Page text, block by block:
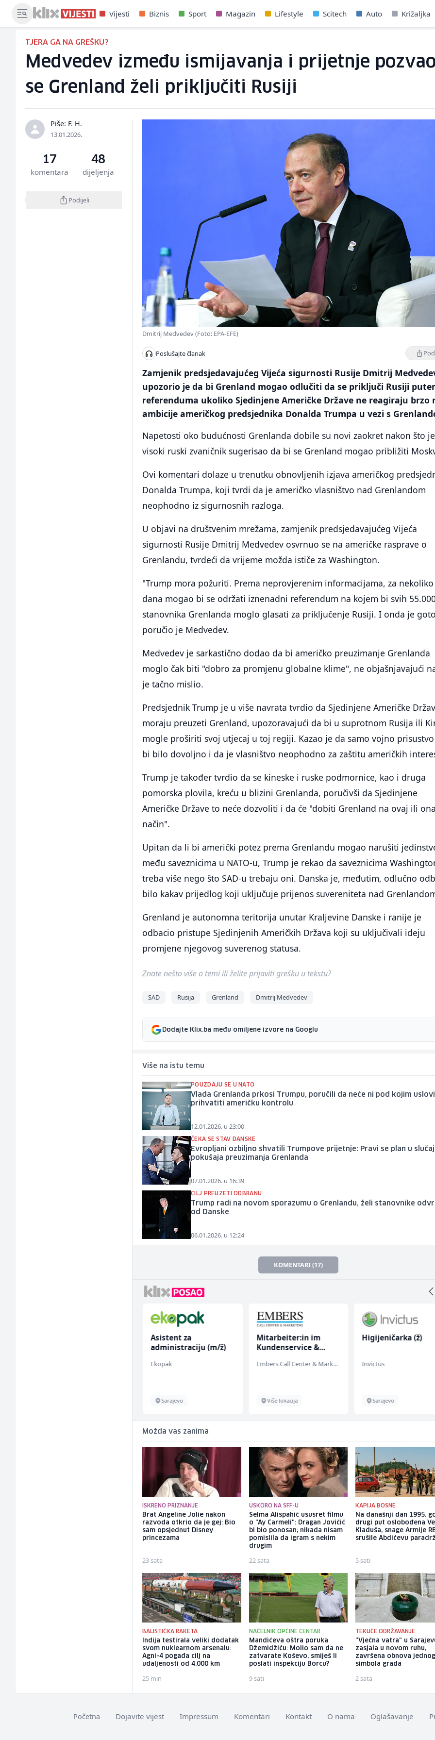
Vijesti Biznis Sport Magazin Lifestyle Scitech Auto Križaljka
TJERA GA NA GREŠKU?
Medvedev između ismijavanja i prijetnje
se Grenland želi priključiti Rusiji
Piše: F. H.
13.01.2026.
17
komentara
48
dijeljenja
Podijeli
Dmitrij Medvedev (Foto: EPA-EFE)
Poslušajte članak
Zamjenik predsjedavajućeg Vijeća sigurnosti Rusije Dmitrij
upozorio je da bi Grenland mogao odlučiti da se priključi Rusiji
referenduma ukoliko Sjedinjene Američke Države ne reagiraju brzo
ambicije američkog predsjednika Donalda Trumpa u vezi s
Napetosti oko budućnosti Grenlanda dobile su novi zaokret nakon što je
visoki ruski zvaničnik sugerisao da bi se Grenland mogao približiti
Ovi komentari dolaze u trenutku obnovljenih izjava američkog
Donalda Trumpa, koji tvrdi da je američko vlasništvo nad Grenlandom
neophodno iz sigurnosnih razloga.
U objavi na društvenim mrežama, zamjenik predsjedavajućeg Vijeća
sigurnosti Rusije Dmitrij Medvedev osvrnuo se na američke rasprave o
Grenlandu, tvrdeći da vrijeme možda ističe za Washington.
"Trump mora požuriti. Prema neprovjerenim informacijama, za nekoliko
dana mogao bi se održati iznenadni referendum na kojem bi svih
stanovnika Grenlanda moglo glasati za priključenje Rusiji. I onda je
poručio je Medvedev.
Medvedev je sarkastično dodao da bi američko preuzimanje Grenlanda
moglo čak biti "dobro za promjenu globalne klime", ne objašnjavajući
je tačno mislio.
Predsjednik Trump je u više navrata tvrdio da Sjedinjene Američke
moraju preuzeti Grenland, upozoravajući da bi u suprotnom Rusija ili
mogle proširiti svoj utjecaj u toj regiji. Kazao je da samo vojno
bi bilo dovoljno i da je vlasništvo neophodno za zaštitu američkih
Trump je također tvrdio da se kineske i ruske podmornice, kao i druga
pomorska plovila, kreću u blizini Grenlanda, poručivši da Sjedinjene
Američke Države to neće dozvoliti i da će "dobiti Grenland na ovaj ili
način".
Upitan da li bi američki potez prema Grenlandu mogao narušiti
među saveznicima u NATO-u, Trump je rekao da saveznicima
treba više nego što SAD-u trebaju oni. Danska je, međutim, odlučno
bilo kakav prijedlog koji uključuje prijenos suvereniteta nad
Grenland je autonomna teritorija unutar Kraljevine Danske i ranije je
odbacio pristupe Sjedinjenih Američkih Država koji su uključivali ideju
promjene njegovog suverenog statusa.
Znate nešto više o temi ili želite prijaviti grešku u tekstu?
SAD Rusija Grenland Dmitrij Medvedev
Dodajte Klix.ba među omiljene izvore na Googlu
Više na istu temu
POUZDAJU SE U NATO
Vlada Grenlanda prkosi Trumpu, poručili da neće ni pod kojim
prihvatiti američku kontrolu
12.01.2026. u 23:00
ČEKA SE STAV DANSKE
Evropljani ozbiljno shvatili Trumpove prijetnje: Pravi se plan u
pokušaja preuzimanja Grenlanda
07.01.2026. u 16:39
CILJ PREUZETI ODBRANU
Trump radi na novom sporazumu o Grenlandu, želi stanovnike
od Danske
06.01.2026. u 12:24
KOMENTARI (17)
Asistent za
administraciju (m/ž)
Ekopak
Sarajevo
Mitarbeiter:in im
Kundenservice &
Embers Call Center & Marketing
Više lokacija
Higijeničarka (ž)
Invictus
Sarajevo
Možda vas zanima
ISKRENO PRIZNANJE
Brat Angeline Jolie nakon
razvoda otkrio da je gej: Bio
sam opsjednut Disney
princezama
23 sata
USKORO NA SFF-U
Selma Alispahić ususret filmu
o "Ay Carmeli": Dragan Jovičić
bi bio ponosan; nikada nisam
pomislila da igram s nekim
drugim
22 sata
KAPIJA BOSNE
Na današnji dan 1995.
drugi put oslobođena
Kladuša, snage Armije
srušile Abdićevu
5 sati
BALISTIČKA RAKETA
Indija testirala veliki dodatak
svom nuklearnom arsenalu:
Agni-4 pogađa cilj na
udaljenosti od 4.000 km
25 min
NAČELNIK OPĆINE CENTAR
Mandićeva oštra poruka
Džemidžiću: Molio sam da ne
zatvarate Koševo, smiješ li
poslati inspekciju Borcu?
9 sati
TEKUĆE ODRŽAVANJE
"Vječna vatra" u
zasjala u novom ruhu,
završena obnova
simbola grada
2 sata
Početna Dojavite vijest Impressum Komentari Kontakt O nama Oglašavanje